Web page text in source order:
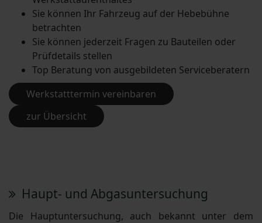
Sie können Ihr Fahrzeug auf der Hebebühne
betrachten
Sie können jederzeit Fragen zu Bauteilen oder
Prüfdetails stellen
Top Beratung von ausgebildeten Serviceberatern
Werkstatttermin vereinbaren
zur Übersicht
Haupt- und Abgasuntersuchung
Die Hauptuntersuchung, auch bekannt unter dem